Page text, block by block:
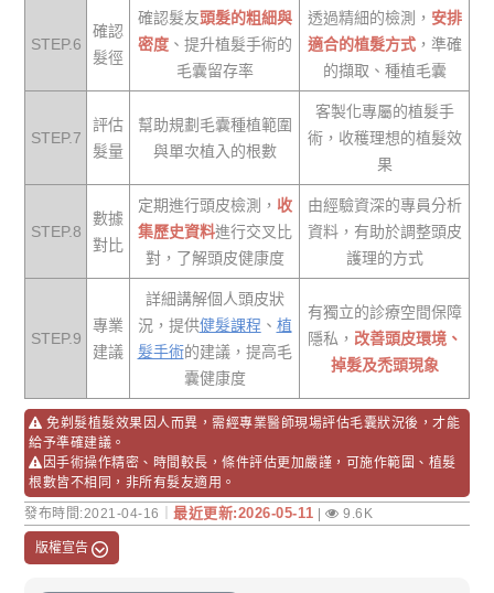
STEP.6
確認
髮徑
確認髮友頭髮的粗細與
密度、提升植髮手術的
毛囊留存率
透過精細的檢測， 安排
適合的植髮方式，準確
的擷取、種植毛囊
STEP.7
評估
髮量
幫助規劃毛囊種植範圍
與單次植入的根數
客製化專屬的植髮手
術，收穫理想的植髮效
果
STEP.8
數據
對比
定期進行頭皮檢測， 收
集歷史資料進行交叉比
對，了解頭皮健康度
由經驗資深的專員分析
資料，有助於調整頭皮
護理的方式
STEP.9
專業
建議
詳細講解個人頭皮狀
況，提供健髮課程 、 植
髮手術的建議，提高毛
囊健康度
有獨立的診療空間保障
隱私， 改善頭皮環境、
掉髮及禿頭現象
免剃髮植髮效果因人而異，需經專業醫師現場評估毛囊狀況後，才能
給予準確建議。
因手術操作精密、時間較長，條件評估更加嚴謹，可施作範圍、植髮
根數皆不相同，非所有髮友適用。
發布時間:2021-04-16｜ 最近更新:2026-05-11 | 9.6K
版權宣告